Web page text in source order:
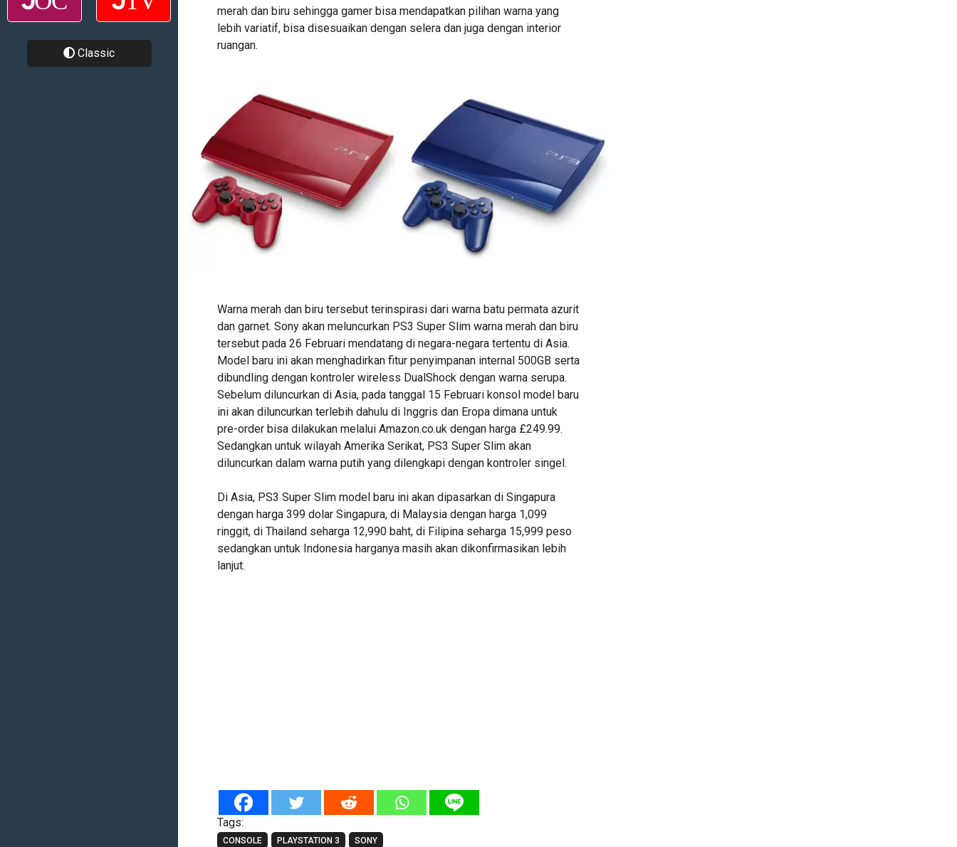
Classic
merah dan biru sehingga gamer bisa mendapatkan pilihan warna yang
lebih variatif, bisa disesuaikan dengan selera dan juga dengan interior
ruangan.
Warna merah dan biru tersebut terinspirasi dari warna batu permata azurit
dan garnet. Sony akan meluncurkan PS3 Super Slim warna merah dan biru
tersebut pada 26 Februari mendatang di negara-negara tertentu di Asia.
Model baru ini akan menghadirkan fitur penyimpanan internal 500GB serta
dibundling dengan kontroler wireless DualShock dengan warna serupa.
Sebelum diluncurkan di Asia, pada tanggal 15 Februari konsol model baru
ini akan diluncurkan terlebih dahulu di Inggris dan Eropa dimana untuk
pre-order bisa dilakukan melalui Amazon.co.uk dengan harga £249.99.
Sedangkan untuk wilayah Amerika Serikat, PS3 Super Slim akan
diluncurkan dalam warna putih yang dilengkapi dengan kontroler singel.
Di Asia, PS3 Super Slim model baru ini akan dipasarkan di Singapura
dengan harga 399 dolar Singapura, di Malaysia dengan harga 1,099
ringgit, di Thailand seharga 12,990 baht, di Filipina seharga 15,999 peso
sedangkan untuk Indonesia harganya masih akan dikonfirmasikan lebih
lanjut.
Tags:
CONSOLE PLAYSTATION 3 SONY